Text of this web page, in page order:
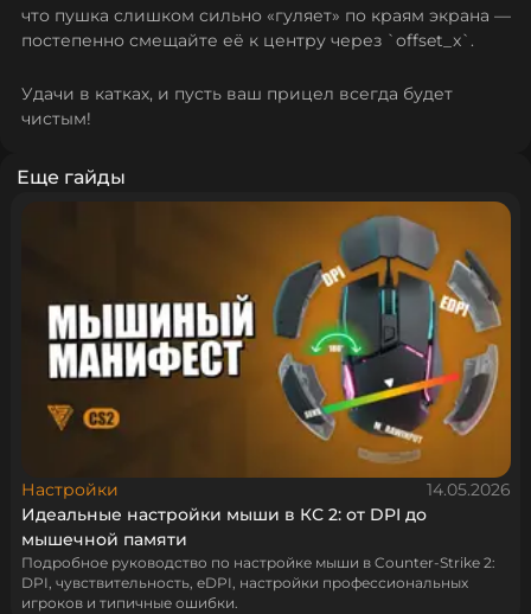
что пушка слишком сильно «гуляет» по краям экрана —
постепенно смещайте её к центру через `offset_x`.
Удачи в катках, и пусть ваш прицел всегда будет
чистым!
Еще гайды
Настройки
14.05.2026
Идеальные настройки мыши в КС 2: от DPI до
мышечной памяти
Подробное руководство по настройке мыши в Counter-Strike 2:
DPI, чувствительность, eDPI, настройки профессиональных
игроков и типичные ошибки.